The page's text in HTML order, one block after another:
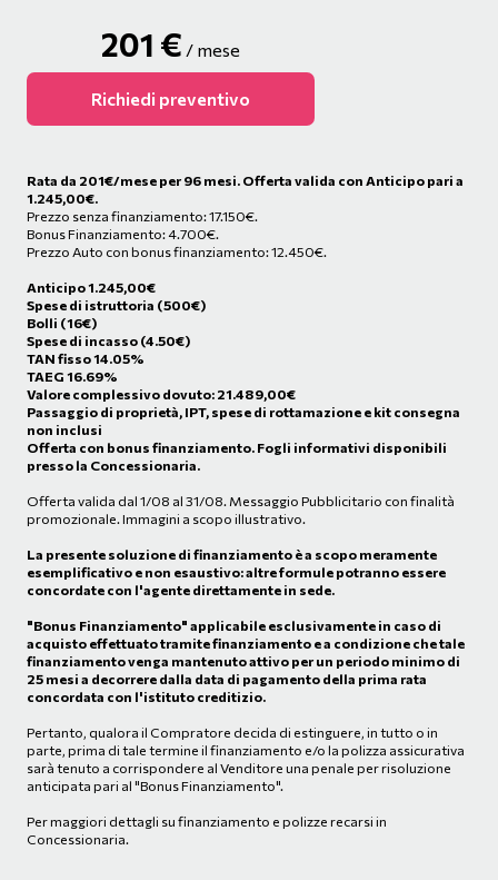
201 € / mese
Richiedi preventivo
Rata da 201€/mese per 96 mesi. Offerta valida con Anticipo pari a
1.245,00€.
Prezzo senza finanziamento: 17.150€.
Bonus Finanziamento: 4.700€.
Prezzo Auto con bonus finanziamento: 12.450€.
Anticipo1.245,00€
Spese di istruttoria (500€)
Bolli (16€)
Spese di incasso (4.50€)
TAN fisso 14.05%
TAEG 16.69%
Valore complessivo dovuto: 21.489,00€
Passaggio di proprietà, IPT, spese di rottamazione e kit consegna
non inclusi
Offerta con bonus finanziamento. Fogli informativi disponibili
presso la Concessionaria.
Offerta valida dal 1/08 al 31/08. Messaggio Pubblicitario con finalità
promozionale. Immagini a scopo illustrativo.
La presente soluzione di finanziamento è a scopo meramente
esemplificativo e non esaustivo: altre formule potranno essere
concordate con l'agente direttamente in sede.
"Bonus Finanziamento" applicabile esclusivamente in caso di
acquisto effettuato tramite finanziamento e a condizione che tale
finanziamento venga mantenuto attivo per un periodo minimo di
25 mesi a decorrere dalla data di pagamento della prima rata
concordata con l'istituto creditizio.
Pertanto, qualora il Compratore decida di estinguere, in tutto o in
parte, prima di tale termine il finanziamento e/o la polizza assicurativa
sarà tenuto a corrispondere al Venditore una penale per risoluzione
anticipata pari al "Bonus Finanziamento".
Per maggiori dettagli su finanziamento e polizze recarsi in
Concessionaria.